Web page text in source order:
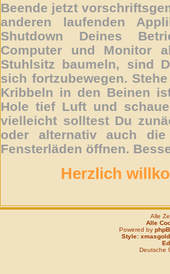
Beende jetzt
anderen laufenden
Shutdown Deines
Computer und Monitor
Stuhlsitz baumeln, sind
sich fortzubewegen.
Kribbeln in den Beinen
Hole tief Luft und
vielleicht solltest Du
oder alternativ auch
Fensterläden öffnen.
Herzlich
Alle
Alle
Powered by
Style: xmasgold
Deutsche